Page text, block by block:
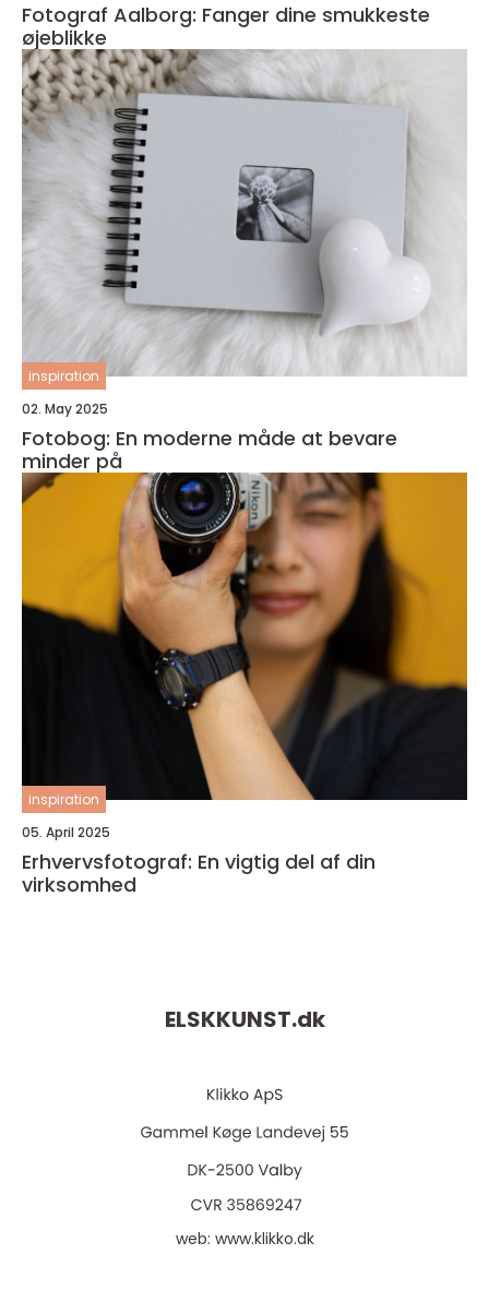
Fotograf Aalborg: Fanger dine smukkeste
øjeblikke
inspiration
02. May 2025
Fotobog: En moderne måde at bevare
minder på
inspiration
05. April 2025
Erhvervsfotograf: En vigtig del af din
virksomhed
ELSKKUNST.dk
web: www.klikko.dk